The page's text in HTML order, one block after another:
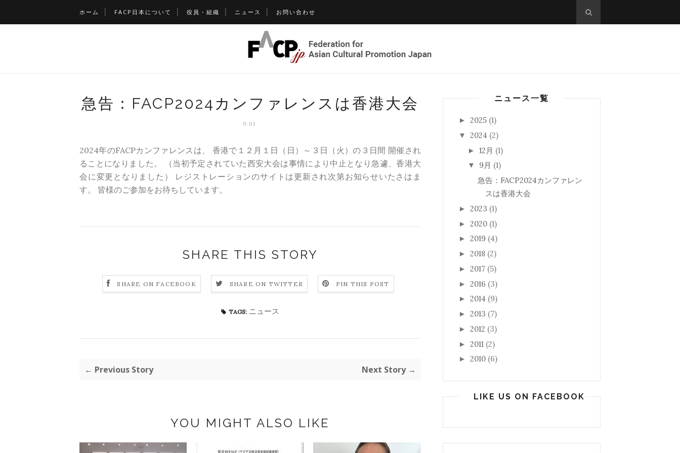
ホーム FACP日本について 役員・組織 ニュース お問い合わせ
急告：FACP2024カンファレンスは香港大会
9:01
2024年のFACPカンファレンスは、 香港で１２月１日（日）～３日（火）の３日間 開催され
ることになりました。 （当初予定されていた西安大会は事情により中止となり急遽、香港大
会に変更となりました） レジストレーションのサイトは更新され次第お知らせいたさはま
す。 皆様のご参加をお待ちしています。
SHARE THIS STORY
SHARE ON FACEBOOK SHARE ON TWITTER PIN THIS POST
TAGS: ニュース
← Previous Story Next Story →
YOU MIGHT ALSO LIKE
ニュース一覧
► 2025 (1)
▼ 2024 (2)
► 12月 (1)
▼ 9月 (1)
急告：FACP2024カンファレン
スは香港大会
► 2023 (1)
► 2020 (1)
► 2019 (4)
► 2018 (2)
► 2017 (5)
► 2016 (3)
► 2014 (9)
► 2013 (7)
► 2012 (3)
► 2011 (2)
► 2010 (6)
LIKE US ON FACEBOOK